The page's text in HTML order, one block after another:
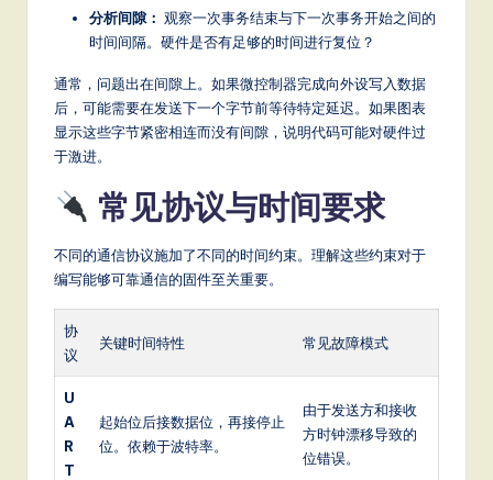
分析间隙： 观察一次事务结束与下一次事务开始之间的
时间间隔。硬件是否有足够的时间进行复位？
通常，问题出在间隙上。如果微控制器完成向外设写入数据
后，可能需要在发送下一个字节前等待特定延迟。如果图表
显示这些字节紧密相连而没有间隙，说明代码可能对硬件过
于激进。
常见协议与时间要求
不同的通信协议施加了不同的时间约束。理解这些约束对于
编写能够可靠通信的固件至关重要。
协
议
关键时间特性 常见故障模式
U
A
R
T
起始位后接数据位，再接停止
位。依赖于波特率。
由于发送方和接收
方时钟漂移导致的
位错误。